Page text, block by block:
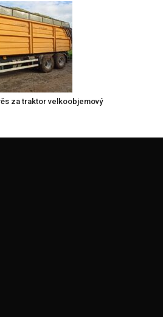
za traktor velkoobjemový